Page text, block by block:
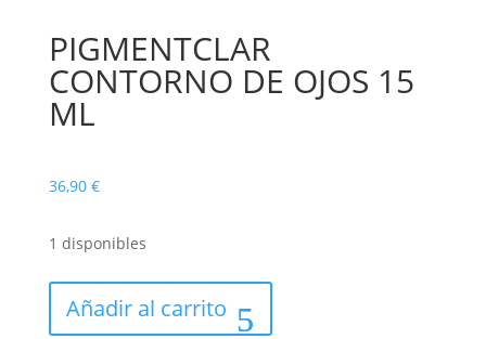
PIGMENTCLAR
CONTORNO DE OJOS 15
ML
36,90 €
1 disponibles
CONTORNO
Añadir al carrito